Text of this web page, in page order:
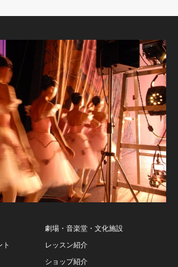
劇場・音楽堂・文化施設
レッスン紹介
ショップ紹介